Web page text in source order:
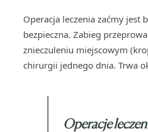
Operacja leczenia zaćmy jest
bezpieczna. Zabieg
znieczuleniu miejscowym
chirurgii jednego dnia. Trwa
Operacje